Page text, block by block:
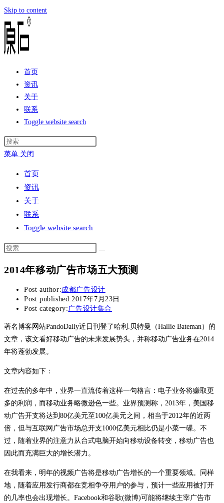
Skip to content
首页
资讯
关于
联系
Toggle website search
菜单 关闭
首页
资讯
关于
联系
Toggle website search
2014年移动广告市场五大预测
Post author:成都广告设计
Post published:2017年7月23日
Post category:广告设计集合
著名博客网站PandoDaily近日刊登了哈利.贝特曼（Hallie Bateman）的
文章，该文看好移动广告的未来发展势头，并称移动广告业务在2014
年将蓬勃发展。
文章内容如下：
在过去的多年中，业界一直流传着这样一句格言：电子业务将赚取更
多的利润，而移动业务略微逊色一些。业界预测称，2013年，美国移
动广告开支将达到80亿美元至100亿美元之间，相当于2012年的近两
倍，但与互联网广告市场总开支1000亿美元相比仍是小菜一碟。不
过，随着业界的注意力从台式电脑开始向移动设备转变，移动广告也
因此而充满巨大的增长潜力。
在我看来，明年的视频广告将是移动广告增长的一个重要领域。同样
地，随着应用发行商都在竞相争夺用户的参与，预计一些应用被打开
的几率也会出现增长。Facebook和谷歌(微博)可能将继续主宰广告市